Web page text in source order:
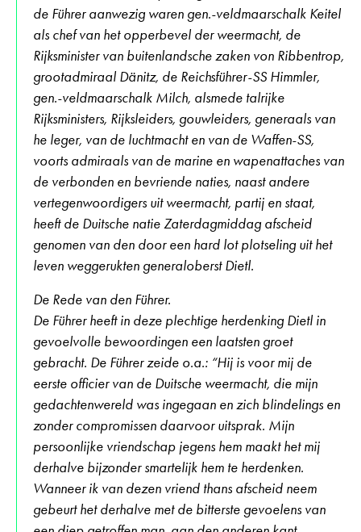
de Führer aanwezig waren gen.-veldmaarschalk Keitel
als chef van het opperbevel der weermacht, de
Rijksminister van buitenlandsche zaken von Ribbentrop,
grootadmiraal Dänitz, de Reichsführer-SS Himmler,
gen.-veldmaarschalk Milch, alsmede talrijke
Rijksministers, Rijksleiders, gouwleiders, generaals van
he leger, van de luchtmacht en van de Waffen-SS,
voorts admiraals van de marine en wapenattaches van
de verbonden en bevriende naties, naast andere
vertegenwoordigers uit weermacht, partij en staat,
heeft de Duitsche natie Zaterdagmiddag afscheid
genomen van den door een hard lot plotseling uit het
leven weggerukten generaloberst Dietl.
De Rede van den Führer.
De Führer heeft in deze plechtige herdenking Dietl in
gevoelvolle bewoordingen een laatsten groet
gebracht. De Führer zeide o.a.: “Hij is voor mij de
eerste officier van de Duitsche weermacht, die mijn
gedachtenwereld was ingegaan en zich blindelings en
zonder compromissen daarvoor uitsprak. Mijn
persoonlijke vriendschap jegens hem maakt het mij
derhalve bijzonder smartelijk hem te herdenken.
Wanneer ik van dezen vriend thans afscheid neem
gebeurt het derhalve met de bitterste gevoelens van